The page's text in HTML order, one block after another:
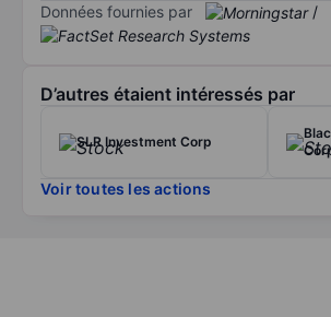
Données fournies par /
D’autres étaient intéressés par
SLR Investment Corp
Voir toutes les actions